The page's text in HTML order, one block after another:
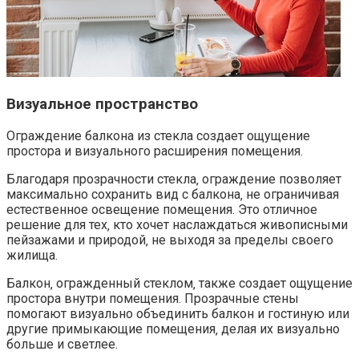
Визуальное пространство
Ограждение балкона из стекла создает ощущение
простора и визуального расширения помещения.
Благодаря прозрачности стекла‚ ограждение позволяет
максимально сохранить вид с балкона‚ не ограничивая
естественное освещение помещения.​ Это отличное
решение для тех‚ кто хочет наслаждаться живописными
пейзажами и природой‚ не выходя за пределы своего
жилища.
Балкон‚ огражденный стеклом‚ также создает ощущение
простора внутри помещения. Прозрачные стены
помогают визуально объединить балкон и гостиную или
другие примыкающие помещения‚ делая их визуально
больше и светлее.​